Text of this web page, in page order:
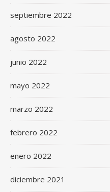
septiembre 2022
agosto 2022
junio 2022
mayo 2022
marzo 2022
febrero 2022
enero 2022
diciembre 2021